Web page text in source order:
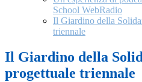
School WebRadio
Il Giardino della
triennale
Il Giardino della
progettuale triennale